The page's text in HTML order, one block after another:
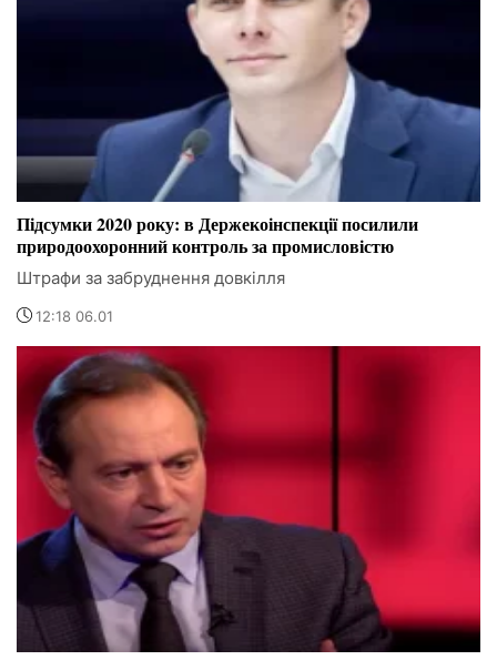
Підсумки 2020 року: в Держекоінспекції посилили
природоохоронний контроль за промисловістю
Штрафи за забруднення довкілля
12:18 06.01